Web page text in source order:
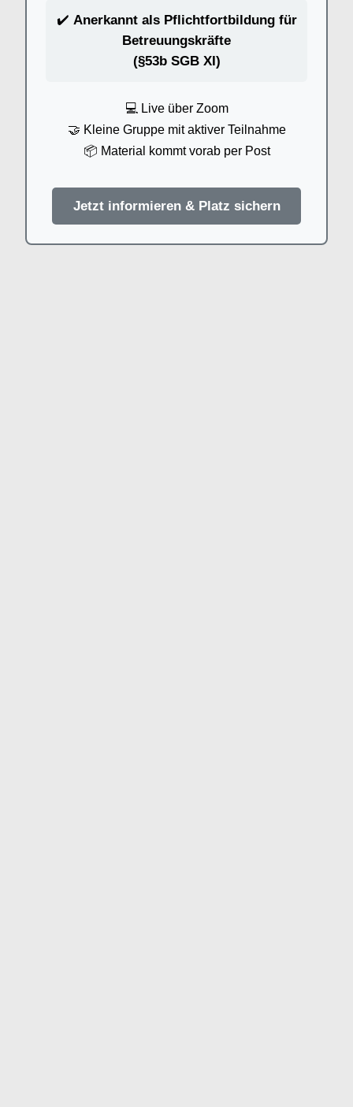
✔️ Anerkannt als Pflichtfortbildung für
Betreuungskräfte
(§53b SGB XI)
💻 Live über Zoom
🤝 Kleine Gruppe mit aktiver Teilnahme
📦 Material kommt vorab per Post
Jetzt informieren & Platz sichern